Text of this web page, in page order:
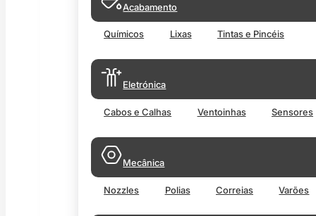
Acabamento
Químicos Lixas Tintas e Pincéis
Eletrónica
Cabos e Calhas Ventoinhas Sensores
Mecânica
Nozzles Polias Correias Varões